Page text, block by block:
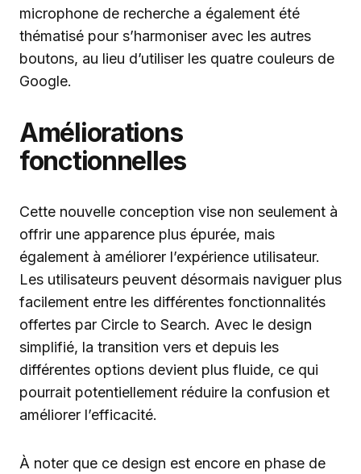
microphone de recherche a également été
thématisé pour s’harmoniser avec les autres
boutons, au lieu d’utiliser les quatre couleurs de
Google.
Améliorations
fonctionnelles
Cette nouvelle conception vise non seulement à
offrir une apparence plus épurée, mais
également à améliorer l’expérience utilisateur.
Les utilisateurs peuvent désormais naviguer plus
facilement entre les différentes fonctionnalités
offertes par Circle to Search. Avec le design
simplifié, la transition vers et depuis les
différentes options devient plus fluide, ce qui
pourrait potentiellement réduire la confusion et
améliorer l’efficacité.
À noter que ce design est encore en phase de